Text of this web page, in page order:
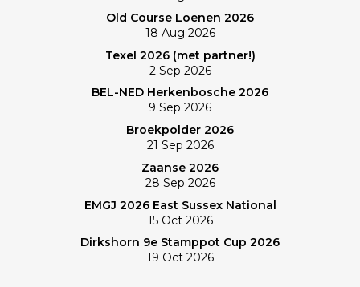
Old Course Loenen 2026
18 Aug 2026
Texel 2026 (met partner!)
2 Sep 2026
BEL-NED Herkenbosche 2026
9 Sep 2026
Broekpolder 2026
21 Sep 2026
Zaanse 2026
28 Sep 2026
EMGJ 2026 East Sussex National
15 Oct 2026
Dirkshorn 9e Stamppot Cup 2026
19 Oct 2026